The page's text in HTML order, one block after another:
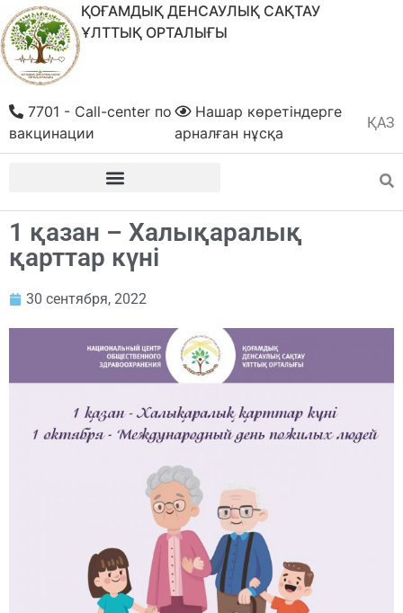
ҚОҒАМДЫҚ ДЕНСАУЛЫҚ САҚТАУ
ҰЛТТЫҚ ОРТАЛЫҒЫ
ҚАЗ
РУС
Нашар көретіндерге
арналған нұсқа
7701 - Call-center по
вакцинации
1 қазан – Халықаралық
қарттар күні
30 сентября, 2022